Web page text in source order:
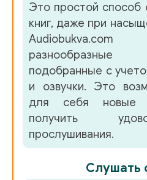
Это простой способ
книг, даже при
подобранные с
и озвучки. Это
для себя новые
получить
прослушивания.
Слушать